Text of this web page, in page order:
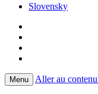
Slovensky
Menu Aller au